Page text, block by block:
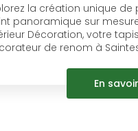
la création unique de
panoramique sur
Décoration, votre
de renom à
En